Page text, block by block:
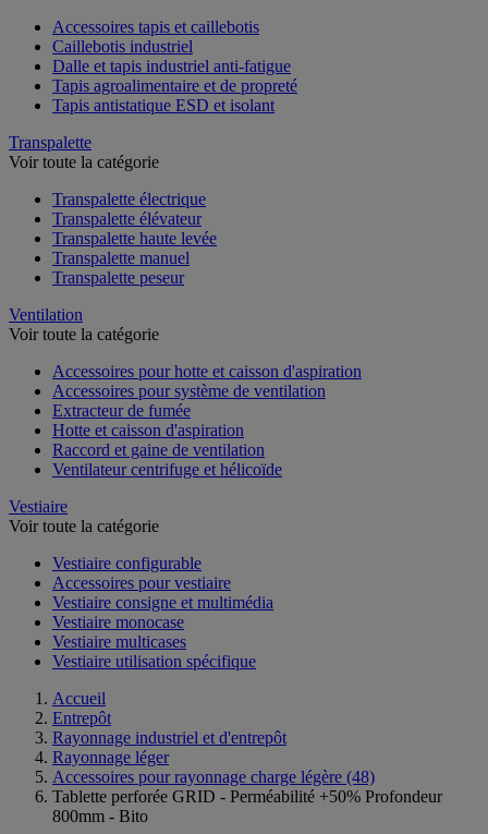
Accessoires tapis et caillebotis
Caillebotis industriel
Dalle et tapis industriel anti-fatigue
Tapis agroalimentaire et de propreté
Tapis antistatique ESD et isolant
Transpalette
Voir toute la catégorie
Transpalette électrique
Transpalette élévateur
Transpalette haute levée
Transpalette manuel
Transpalette peseur
Ventilation
Voir toute la catégorie
Accessoires pour hotte et caisson d'aspiration
Accessoires pour système de ventilation
Extracteur de fumée
Hotte et caisson d'aspiration
Raccord et gaine de ventilation
Ventilateur centrifuge et hélicoïde
Vestiaire
Voir toute la catégorie
Vestiaire configurable
Accessoires pour vestiaire
Vestiaire consigne et multimédia
Vestiaire monocase
Vestiaire multicases
Vestiaire utilisation spécifique
Accueil
Entrepôt
Rayonnage industriel et d'entrepôt
Rayonnage léger
Accessoires pour rayonnage charge légère (48)
Tablette perforée GRID - Perméabilité +50% Profondeur
800mm - Bito